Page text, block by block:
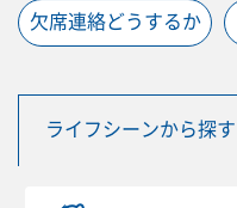
欠席連絡どうするか
ライフシーンから探す